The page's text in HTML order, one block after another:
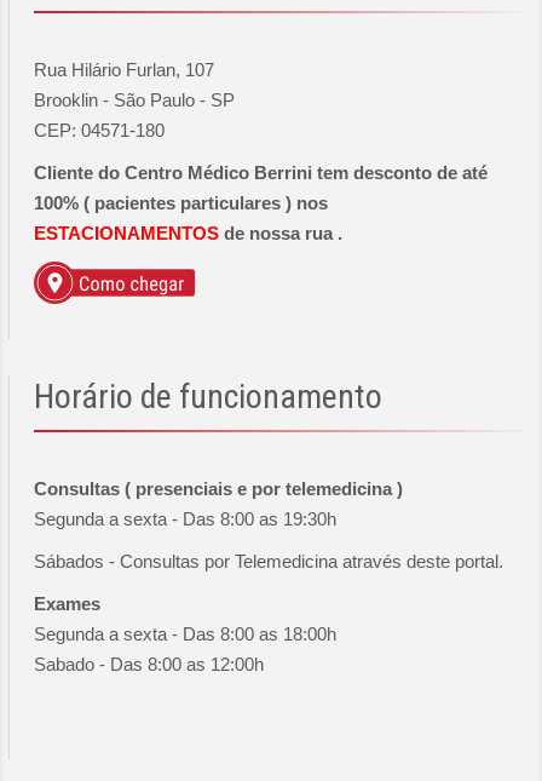
Rua Hilário Furlan, 107
Brooklin - São Paulo - SP
CEP: 04571-180
Cliente do Centro Médico Berrini tem desconto de até
100% ( pacientes particulares ) nos
ESTACIONAMENTOS de nossa rua .
Horário de funcionamento
Consultas ( presenciais e por telemedicina )
Segunda a sexta - Das 8:00 as 19:30h
Sábados - Consultas por Telemedicina através deste portal.
Exames
Segunda a sexta - Das 8:00 as 18:00h
Sabado - Das 8:00 as 12:00h